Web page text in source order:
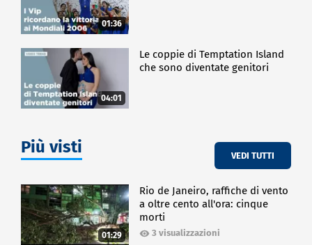
01:36
04:01
Le coppie di Temptation Island
che sono diventate genitori
Più visti VEDI TUTTI
01:29
Rio de Janeiro, raffiche di vento
a oltre cento all'ora: cinque
morti
3 visualizzazioni